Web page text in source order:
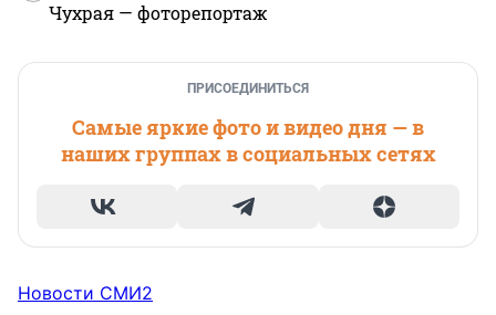
Чухрая — фоторепортаж
ПРИСОЕДИНИТЬСЯ
Самые яркие фото и видео дня — в
наших группах в социальных сетях
Новости СМИ2